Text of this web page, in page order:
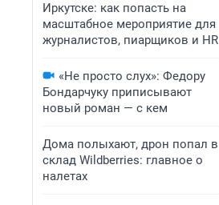
Иркутске: как попасть на
масштабное мероприятие для
журналистов, пиарщиков и HR
«Не просто слух»: Федору
Бондарчуку приписывают
новый роман — с кем
Дома полыхают, дрон попал в
склад Wildberries: главное о
налетах